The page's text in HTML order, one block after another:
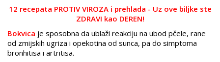
12 recepata PROTIV VIROZA i prehlada - Uz ove biljke ste
ZDRAVI kao DEREN!
Bokvica je sposobna da ublaži reakciju na ubod pčele, rane
od zmijskih ugriza i opekotina od sunca, pa do simptoma
bronhitisa i artritisa.